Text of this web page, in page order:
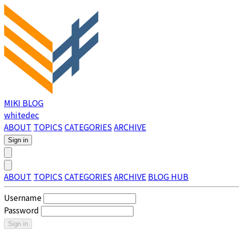
MIKI BLOG
whitedec
ABOUT TOPICSCATEGORIESARCHIVE
Sign in
ABOUT TOPICSCATEGORIESARCHIVE BLOG HUB
Username
Password
Sign in